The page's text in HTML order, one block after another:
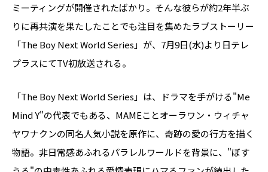
ミーティングが開催されたばかり。そんな彼らが約2年半ぶ
りに再共演を果たしたことでも注目を集めたラブストーリー
「The Boy Next World Series」が、7月9日(水)より日テレ
プラスにてTV初放送される。
「The Boy Next World Series」は、ドラマを手がける"Me
Mind Y"の代表でもある、MAMEことオーラワン・ウィチャ
ヤワナクンの同名人気小説を原作に、奇跡の愛の行方を描く
物語。非日常感あふれるパラレルワールドを背景に、"ぼす